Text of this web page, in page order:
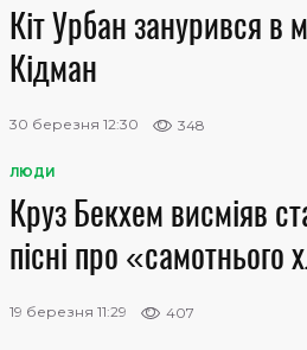
Кіт Урбан занурився в
Кідман
30 березня 12:30 348
ЛЮДИ
Круз Бекхем висміяв
пісні про «самотнього
19 березня 11:29 407